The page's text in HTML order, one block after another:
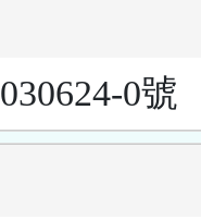
0號